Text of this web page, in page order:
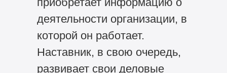
деятельности организации, в
которой он работает.
Наставник, в свою очередь,
развивает свои деловые